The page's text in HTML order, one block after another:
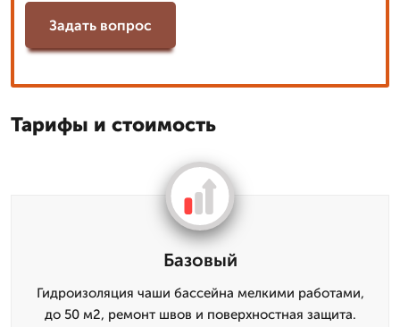
Задать вопрос
Тарифы и стоимость
Базовый
Гидроизоляция чаши бассейна мелкими работами,
до 50 м2, ремонт швов и поверхностная защита.